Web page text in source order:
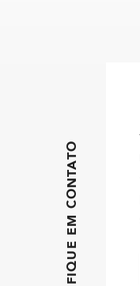
FIQUE EM CONTATO